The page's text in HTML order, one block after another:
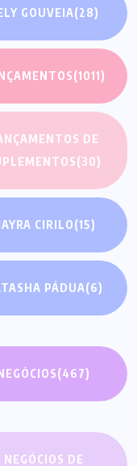
GOUVEIA(28)
(1011)
DE
(30)
CIRILO(15)
PÁDUA(6)
(467)
NEGÓCIOS DE